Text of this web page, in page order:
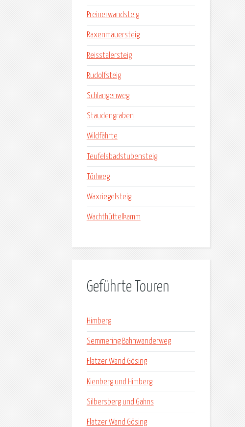
Preinerwandsteig
Raxenmäuersteig
Reisstalersteig
Rudolfsteig
Schlangenweg
Staudengraben
Wildfährte
Teufelsbadstubensteig
Törlweg
Waxriegelsteig
Wachthüttelkamm
Geführte Touren
Himberg
Semmering Bahnwanderweg
Flatzer Wand Gösing
Kienberg und Himberg
Silbersberg und Gahns
Flatzer Wand Gösing